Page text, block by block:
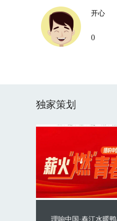
开心
0
独家策划
理响中国·春江水暖鸭